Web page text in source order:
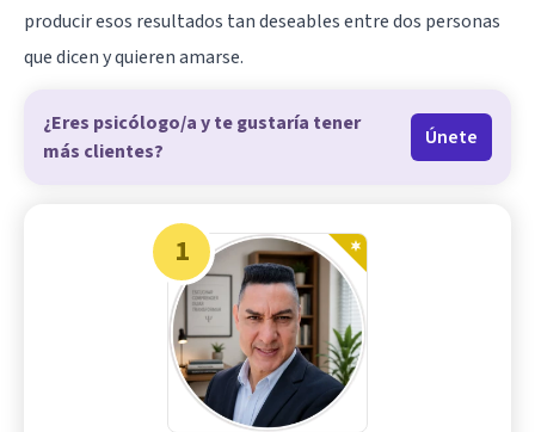
producir esos resultados tan deseables entre dos personas
que dicen y quieren amarse.
¿Eres psicólogo/a y te gustaría tener
más clientes?
Únete
1